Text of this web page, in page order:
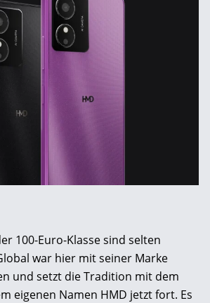
100-Euro-Klasse sind selten
war hier mit seiner Marke
und setzt die Tradition mit dem
eigenen Namen HMD jetzt fort. Es